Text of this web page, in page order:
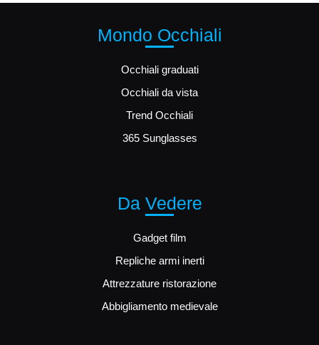
Mondo Occhiali
Occhiali graduati
Occhiali da vista
Trend Occhiali
365 Sunglasses
Da Vedere
Gadget film
Repliche armi inerti
Attrezzature ristorazione
Abbigliamento medievale